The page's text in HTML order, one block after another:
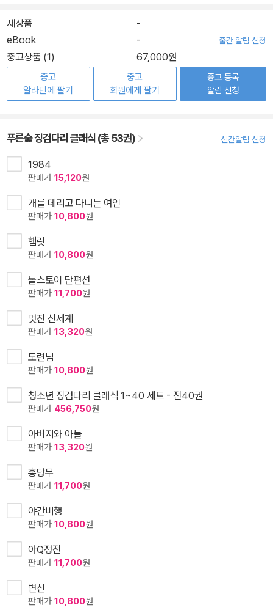
새상품
-
eBook
- 출간 알림 신청
중고상품 (1) 67,000원
중고
알라딘에 팔기
중고
회원에게 팔기
중고 등록
알림 신청
푸른숲 징검다리 클래식 (총 53권) 신간알림 신청
1984
판매가 15,120원
개를 데리고 다니는 여인
판매가 10,800원
햄릿
판매가 10,800원
톨스토이 단편선
판매가 11,700원
멋진 신세계
판매가 13,320원
도련님
판매가 10,800원
청소년 징검다리 클래식 1~40 세트 - 전40권
판매가 456,750원
아버지와 아들
판매가 13,320원
홍당무
판매가 11,700원
야간비행
판매가 10,800원
아Q정전
판매가 11,700원
변신
판매가 10,800원